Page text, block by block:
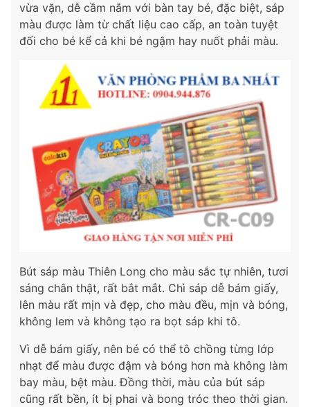
vừa vặn, dễ cầm nắm với bàn tay bé, đặc biệt, sáp
màu được làm từ chất liệu cao cấp, an toàn tuyệt
đối cho bé kể cả khi bé ngậm hay nuốt phải màu.
Bút sáp màu Thiên Long cho màu sắc tự nhiên, tươi
sáng chân thật, rất bắt mắt. Chì sáp dễ bám giấy,
lên màu rất mịn và đẹp, cho màu đều, mịn và bóng,
không lem và không tạo ra bọt sáp khi tô.
Vì dễ bám giấy, nên bé có thể tô chồng từng lớp
nhạt để màu được đậm và bóng hơn mà không làm
bay màu, bệt màu. Đồng thời, màu của bút sáp
cũng rất bền, ít bị phai và bong tróc theo thời gian.